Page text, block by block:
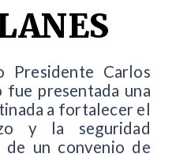
Presidente Carlos
fue presentada una
a fortalecer el
y la seguridad
un convenio de